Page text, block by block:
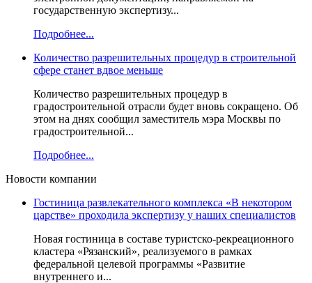
государственную экспертизу...
Подробнее...
Количество разрешительных процедур в строительной
сфере станет вдвое меньше
Количество разрешительных процедур в
градостроительной отрасли будет вновь сокращено. Об
этом на днях сообщил заместитель мэра Москвы по
градостроительной...
Подробнее...
Новости компании
Гостиница развлекательного комплекса «В некотором
царстве» проходила экспертизу у наших специалистов
Новая гостиница в составе туристско-рекреационного
кластера «Рязанский», реализуемого в рамках
федеральной целевой программы «Развитие
внутреннего и...